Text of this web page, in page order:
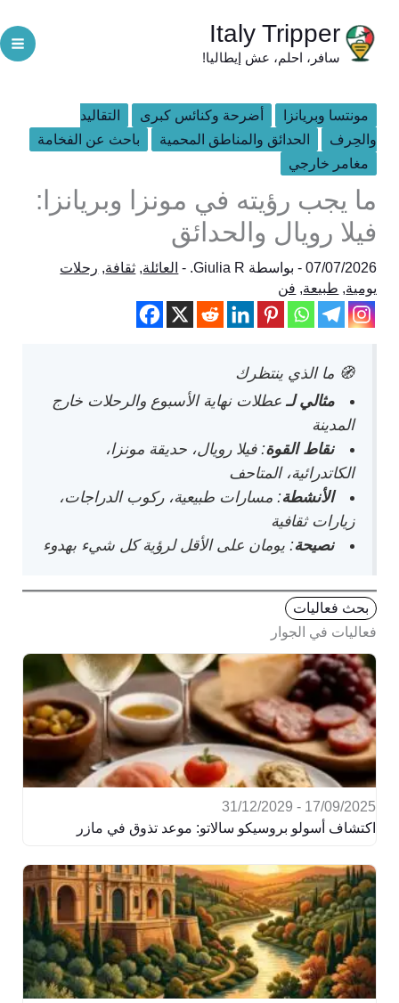
المحتوى
Italy Tripper
سافر، احلم، عش إيطاليا!
مونتسا وبريانزا أضرحة وكنائس كبرى
التقاليد
والحِرف
الحدائق والمناطق المحمية
باحث عن الفخامة
مغامر خارجي
ما يجب رؤيته في مونزا وبريانزا:
فيلا رويال والحدائق
07/07/2026 - بواسطة Giulia R.
- العائلة, ثقافة, رحلات
يومية, طبيعة, فن
🧭 ما الذي ينتظرك
مثالي لـ عطلات نهاية الأسبوع والرحلات خارج
المدينة
نقاط القوة: فيلا رويال، حديقة مونزا،
الكاتدرائية، المتاحف
الأنشطة: مسارات طبيعية، ركوب الدراجات،
زيارات ثقافية
نصيحة: يومان على الأقل لرؤية كل شيء بهدوء
فعاليات في الجوار
بحث فعاليات
17/09/2025 - 31/12/2029
اكتشاف أسولو بروسيكو سالاتو: موعد تذوق في مازر